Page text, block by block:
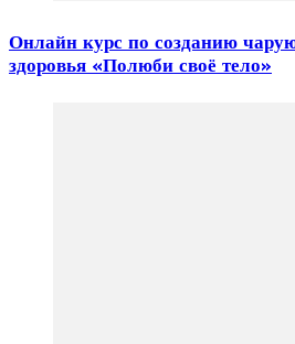
Онлайн курс по созданию
здоровья «Полюби своё тело»